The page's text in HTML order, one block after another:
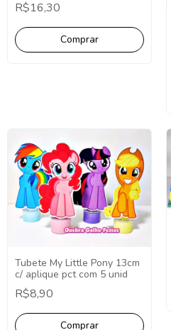
R$16,30
Tubete My Little Pony 13cm
c/ aplique pct com 5 unid
R$8,90